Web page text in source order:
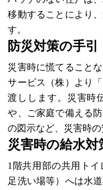
移動することにより
す。
防災対策の手引
災害時に慌てること
サービス（株）より
渡しします。災害時
や、ご家庭で備える
の図示など、災害時
災害時の給水対
1階共用部の共用ト
足洗い場等）へは水